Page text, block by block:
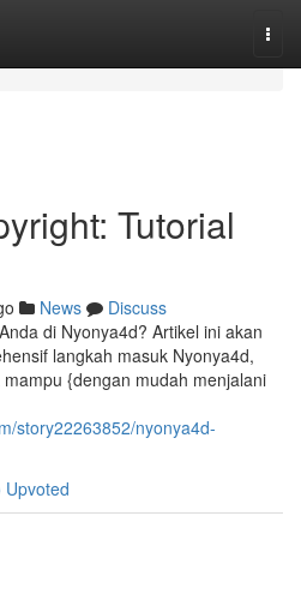
Tutorial
News
Discuss
di Nyonya4d? Artikel ini akan
langkah masuk Nyonya4d,
{dengan mudah menjalani
story22263852/nyonya4d-
Upvoted